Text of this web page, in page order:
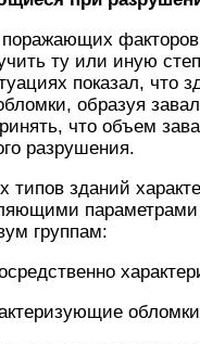
ту или иную
показал, что
образуя
что объем
разрушения.
типов зданий
параметрами
группам: